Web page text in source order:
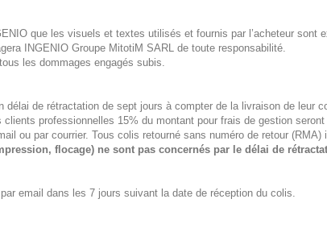
que les visuels et textes utilisés et fournis par l’acheteur sont
INGENIO Groupe MitotiM SARL de toute responsabilité.
les dommages engagés subis.
de rétractation de sept jours à compter de la livraison de leur
professionnelles 15% du montant pour frais de gestion seront
ou par courrier. Tous colis retourné sans numéro de retour
flocage) ne sont pas concernés par le délai de
email dans les 7 jours suivant la date de réception du colis.